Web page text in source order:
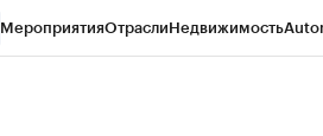
МероприятияОтраслиНедвижимость